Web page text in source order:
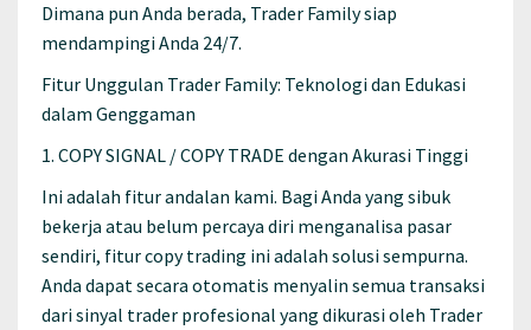
Dimana pun Anda berada, Trader Family siap
mendampingi Anda 24/7.
Fitur Unggulan Trader Family: Teknologi dan Edukasi
dalam Genggaman
1. COPY SIGNAL / COPY TRADE dengan Akurasi Tinggi
Ini adalah fitur andalan kami. Bagi Anda yang sibuk
bekerja atau belum percaya diri menganalisa pasar
sendiri, fitur copy trading ini adalah solusi sempurna.
Anda dapat secara otomatis menyalin semua transaksi
dari sinyal trader profesional yang dikurasi oleh Trader